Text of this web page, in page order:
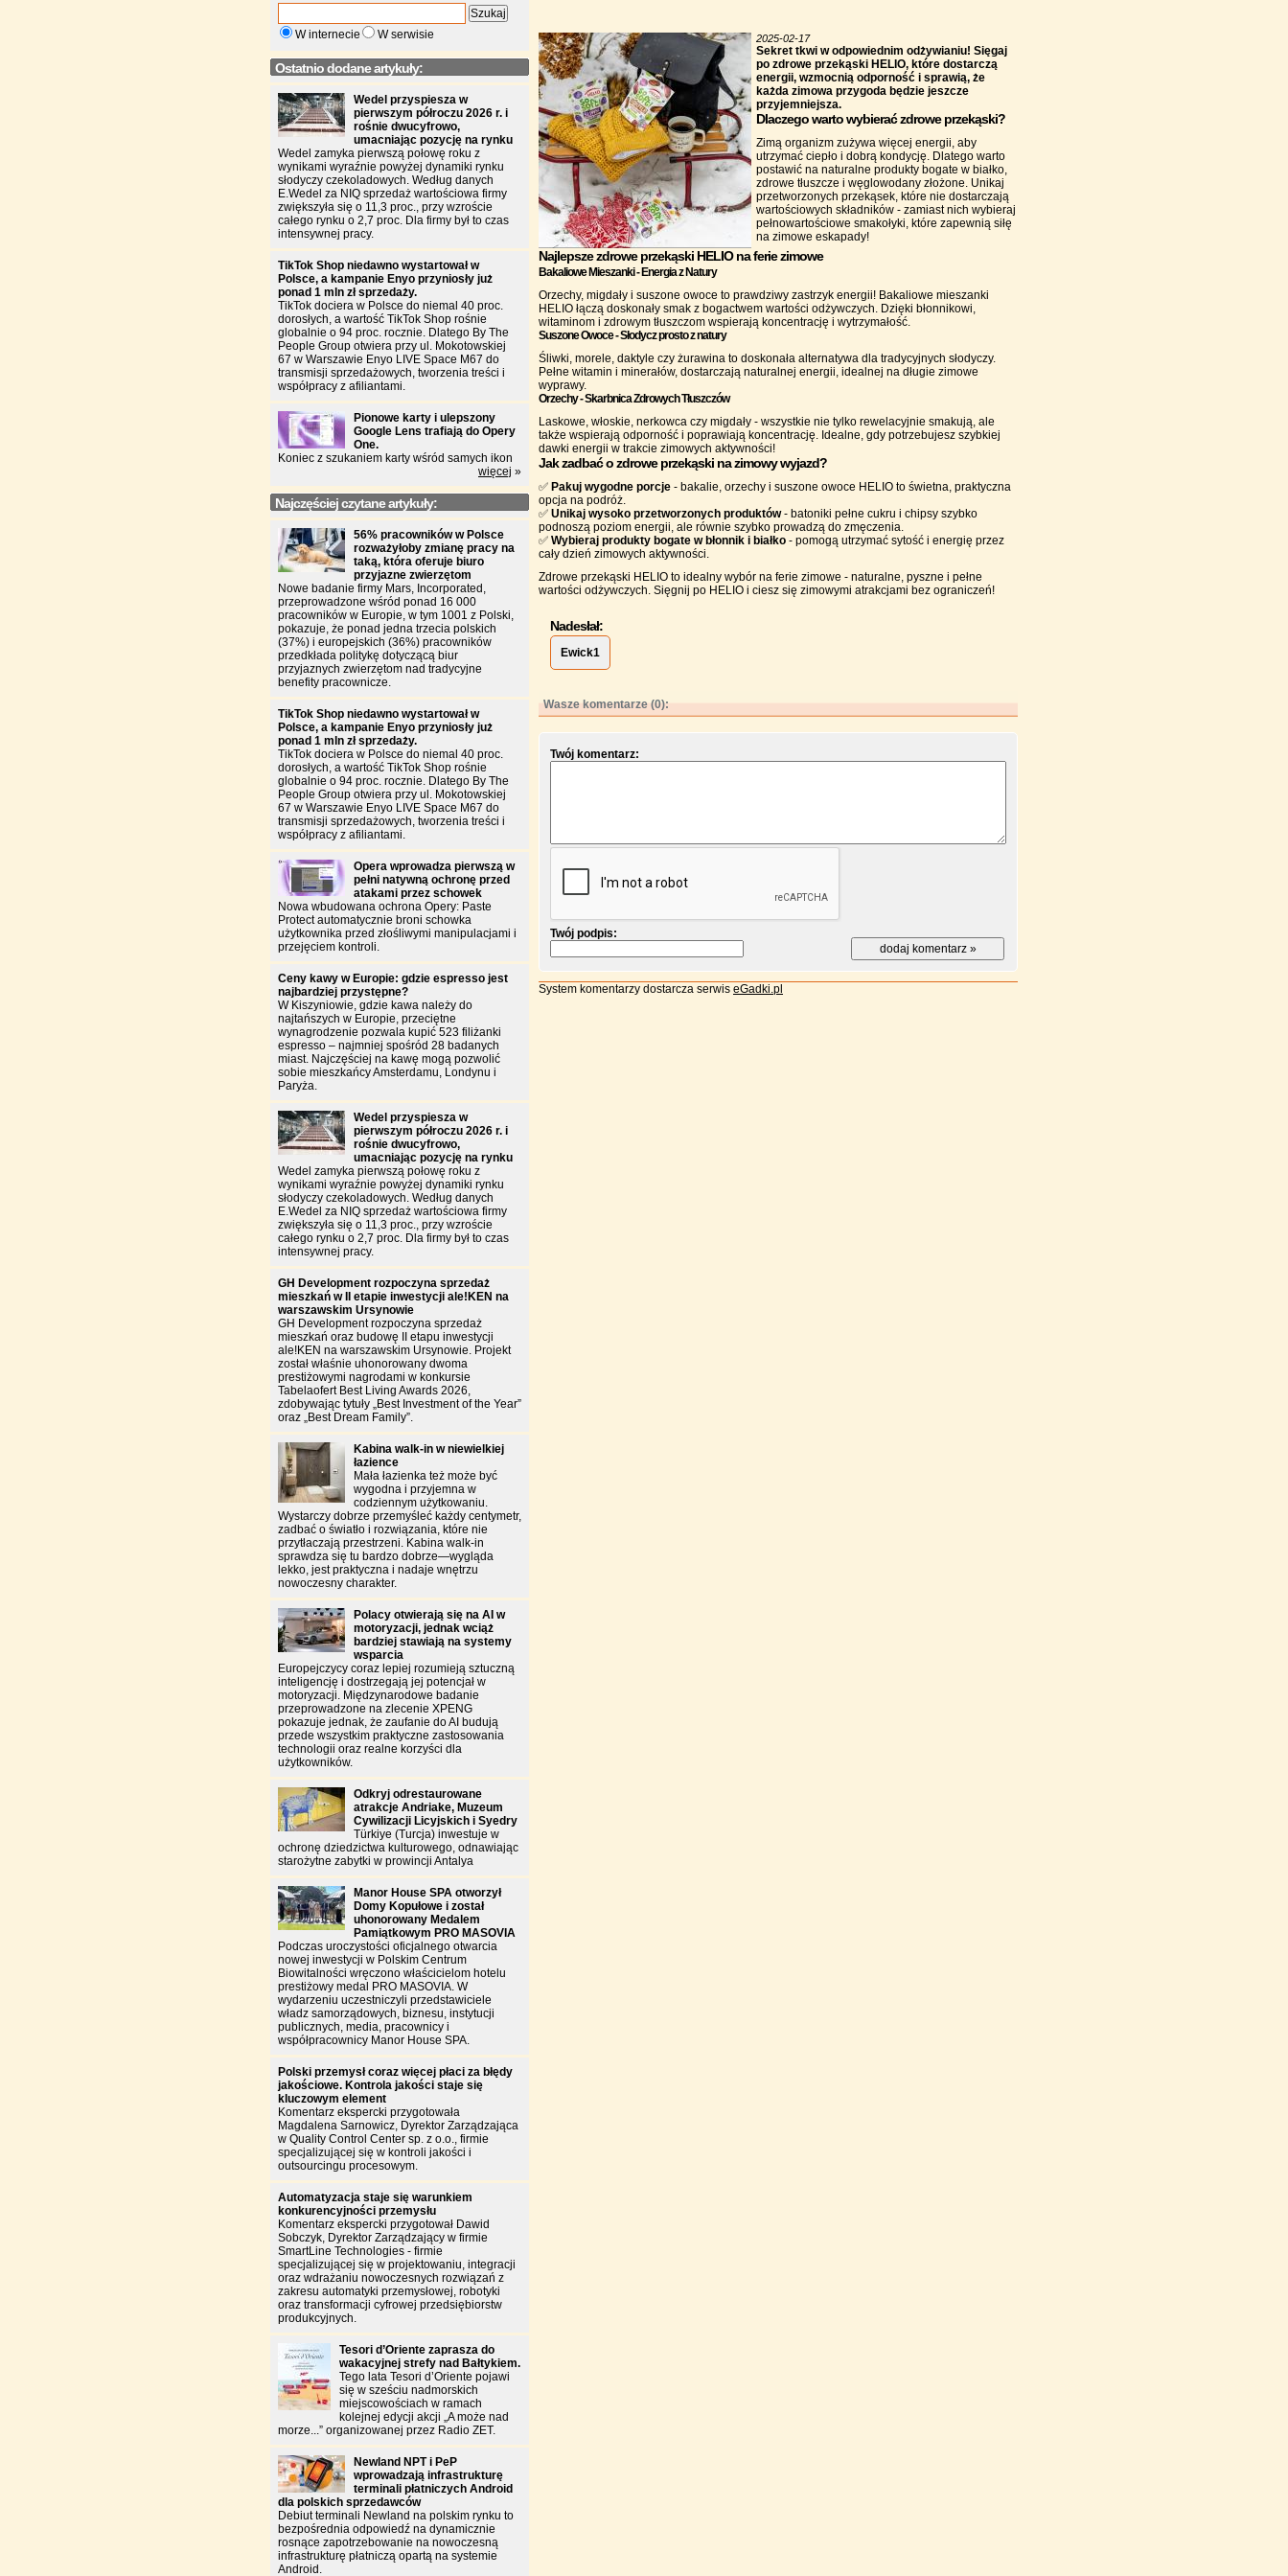
2025-02-17
Sekret tkwi w odpowiednim odżywianiu! Sięgaj
po zdrowe przekąski HELIO, które dostarczą
energii, wzmocnią odporność i sprawią, że
każda zimowa przygoda będzie jeszcze
przyjemniejsza.
Dlaczego warto wybierać zdrowe przekąski?
Zimą organizm zużywa więcej energii, aby
utrzymać ciepło i dobrą kondycję. Dlatego warto
postawić na naturalne produkty bogate w białko,
zdrowe tłuszcze i węglowodany złożone. Unikaj
przetworzonych przekąsek, które nie dostarczają
wartościowych składników - zamiast nich wybieraj
pełnowartościowe smakołyki, które zapewnią siłę
na zimowe eskapady!
Najlepsze zdrowe przekąski HELIO na ferie zimowe
Bakaliowe Mieszanki - Energia z Natury
Orzechy, migdały i suszone owoce to prawdziwy zastrzyk energii! Bakaliowe mieszanki
HELIO łączą doskonały smak z bogactwem wartości odżywczych. Dzięki błonnikowi,
witaminom i zdrowym tłuszczom wspierają koncentrację i wytrzymałość.
Suszone Owoce - Słodycz prosto z natury
Śliwki, morele, daktyle czy żurawina to doskonała alternatywa dla tradycyjnych słodyczy.
Pełne witamin i minerałów, dostarczają naturalnej energii, idealnej na długie zimowe
wyprawy.
Orzechy - Skarbnica Zdrowych Tłuszczów
Laskowe, włoskie, nerkowca czy migdały - wszystkie nie tylko rewelacyjnie smakują, ale
także wspierają odporność i poprawiają koncentrację. Idealne, gdy potrzebujesz szybkiej
dawki energii w trakcie zimowych aktywności!
Jak zadbać o zdrowe przekąski na zimowy wyjazd?
✅ Pakuj wygodne porcje - bakalie, orzechy i suszone owoce HELIO to świetna, praktyczna
opcja na podróż.
✅ Unikaj wysoko przetworzonych produktów- batoniki pełne cukru i chipsy szybko
podnoszą poziom energii, ale równie szybko prowadzą do zmęczenia.
✅ Wybieraj produkty bogate w błonnik i białko - pomogą utrzymać sytość i energię przez
cały dzień zimowych aktywności.
Zdrowe przekąski HELIO to idealny wybór na ferie zimowe - naturalne, pyszne i pełne
wartości odżywczych. Sięgnij po HELIO i ciesz się zimowymi atrakcjami bez ograniczeń!
Nadesłał:
Ewick1
Wasze komentarze (0):
Twój komentarz:
Twój podpis:
System komentarzy dostarcza serwis eGadki.pl
W internecie W serwisie
Ostatnio dodane artykuły:
Wedel przyspiesza w
pierwszym półroczu 2026 r. i
rośnie dwucyfrowo,
umacniając pozycję na rynku
Wedel zamyka pierwszą połowę roku z
wynikami wyraźnie powyżej dynamiki rynku
słodyczy czekoladowych. Według danych
E.Wedel za NIQ sprzedaż wartościowa firmy
zwiększyła się o 11,3 proc., przy wzroście
całego rynku o 2,7 proc. Dla firmy był to czas
intensywnej pracy.
TikTok Shop niedawno wystartował w
Polsce, a kampanie Enyo przyniosły już
ponad 1 mln zł sprzedaży.
TikTok dociera w Polsce do niemal 40 proc.
dorosłych, a wartość TikTok Shop rośnie
globalnie o 94 proc. rocznie. Dlatego By The
People Group otwiera przy ul. Mokotowskiej
67 w Warszawie Enyo LIVE Space M67 do
transmisji sprzedażowych, tworzenia treści i
współpracy z afiliantami.
Pionowe karty i ulepszony
Google Lens trafiają do Opery
One.
Koniec z szukaniem karty wśród samych ikon
więcej »
Najczęściej czytane artykuły:
56% pracowników w Polsce
rozważyłoby zmianę pracy na
taką, która oferuje biuro
przyjazne zwierzętom
Nowe badanie firmy Mars, Incorporated,
przeprowadzone wśród ponad 16 000
pracowników w Europie, w tym 1001 z Polski,
pokazuje, że ponad jedna trzecia polskich
(37%) i europejskich (36%) pracowników
przedkłada politykę dotyczącą biur
przyjaznych zwierzętom nad tradycyjne
benefity pracownicze.
TikTok Shop niedawno wystartował w
Polsce, a kampanie Enyo przyniosły już
ponad 1 mln zł sprzedaży.
TikTok dociera w Polsce do niemal 40 proc.
dorosłych, a wartość TikTok Shop rośnie
globalnie o 94 proc. rocznie. Dlatego By The
People Group otwiera przy ul. Mokotowskiej
67 w Warszawie Enyo LIVE Space M67 do
transmisji sprzedażowych, tworzenia treści i
współpracy z afiliantami.
Opera wprowadza pierwszą w
pełni natywną ochronę przed
atakami przez schowek
Nowa wbudowana ochrona Opery: Paste
Protect automatycznie broni schowka
użytkownika przed złośliwymi manipulacjami i
przejęciem kontroli.
Ceny kawy w Europie: gdzie espresso jest
najbardziej przystępne?
W Kiszyniowie, gdzie kawa należy do
najtańszych w Europie, przeciętne
wynagrodzenie pozwala kupić 523 filiżanki
espresso – najmniej spośród 28 badanych
miast. Najczęściej na kawę mogą pozwolić
sobie mieszkańcy Amsterdamu, Londynu i
Paryża.
Wedel przyspiesza w
pierwszym półroczu 2026 r. i
rośnie dwucyfrowo,
umacniając pozycję na rynku
Wedel zamyka pierwszą połowę roku z
wynikami wyraźnie powyżej dynamiki rynku
słodyczy czekoladowych. Według danych
E.Wedel za NIQ sprzedaż wartościowa firmy
zwiększyła się o 11,3 proc., przy wzroście
całego rynku o 2,7 proc. Dla firmy był to czas
intensywnej pracy.
GH Development rozpoczyna sprzedaż
mieszkań w II etapie inwestycji ale!KEN na
warszawskim Ursynowie
GH Development rozpoczyna sprzedaż
mieszkań oraz budowę II etapu inwestycji
ale!KEN na warszawskim Ursynowie. Projekt
został właśnie uhonorowany dwoma
prestiżowymi nagrodami w konkursie
Tabelaofert Best Living Awards 2026,
zdobywając tytuły „Best Investment of the Year”
oraz „Best Dream Family”.
Kabina walk-in w niewielkiej
łazience
Mała łazienka też może być
wygodna i przyjemna w
codziennym użytkowaniu.
Wystarczy dobrze przemyśleć każdy centymetr,
zadbać o światło i rozwiązania, które nie
przytłaczają przestrzeni. Kabina walk-in
sprawdza się tu bardzo dobrze—wygląda
lekko, jest praktyczna i nadaje wnętrzu
nowoczesny charakter.
Polacy otwierają się na AI w
motoryzacji, jednak wciąż
bardziej stawiają na systemy
wsparcia
Europejczycy coraz lepiej rozumieją sztuczną
inteligencję i dostrzegają jej potencjał w
motoryzacji. Międzynarodowe badanie
przeprowadzone na zlecenie XPENG
pokazuje jednak, że zaufanie do AI budują
przede wszystkim praktyczne zastosowania
technologii oraz realne korzyści dla
użytkowników.
Odkryj odrestaurowane
atrakcje Andriake, Muzeum
Cywilizacji Licyjskich i Syedry
Türkiye (Turcja) inwestuje w
ochronę dziedzictwa kulturowego, odnawiając
starożytne zabytki w prowincji Antalya
Manor House SPA otworzył
Domy Kopułowe i został
uhonorowany Medalem
Pamiątkowym PRO MASOVIA
Podczas uroczystości oficjalnego otwarcia
nowej inwestycji w Polskim Centrum
Biowitalności wręczono właścicielom hotelu
prestiżowy medal PRO MASOVIA. W
wydarzeniu uczestniczyli przedstawiciele
władz samorządowych, biznesu, instytucji
publicznych, media, pracownicy i
współpracownicy Manor House SPA.
Polski przemysł coraz więcej płaci za błędy
jakościowe. Kontrola jakości staje się
kluczowym element
Komentarz ekspercki przygotowała
Magdalena Sarnowicz, Dyrektor Zarządzająca
w Quality Control Center sp. z o.o., firmie
specjalizującej się w kontroli jakości i
outsourcingu procesowym.
Automatyzacja staje się warunkiem
konkurencyjności przemysłu
Komentarz ekspercki przygotował Dawid
Sobczyk, Dyrektor Zarządzający w firmie
SmartLine Technologies - firmie
specjalizującej się w projektowaniu, integracji
oraz wdrażaniu nowoczesnych rozwiązań z
zakresu automatyki przemysłowej, robotyki
oraz transformacji cyfrowej przedsiębiorstw
produkcyjnych.
Tesori d’Oriente zaprasza do
wakacyjnej strefy nad Bałtykiem.
Tego lata Tesori d’Oriente pojawi
się w sześciu nadmorskich
miejscowościach w ramach
kolejnej edycji akcji „A może nad
morze...” organizowanej przez Radio ZET.
Newland NPT i PeP
wprowadzają infrastrukturę
terminali płatniczych Android
dla polskich sprzedawców
Debiut terminali Newland na polskim rynku to
bezpośrednia odpowiedź na dynamicznie
rosnące zapotrzebowanie na nowoczesną
infrastrukturę płatniczą opartą na systemie
Android.